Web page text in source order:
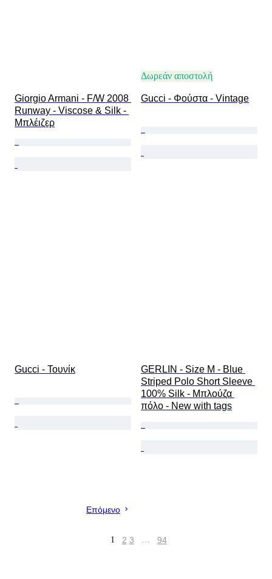
Giorgio Armani - F/W 2008
Runway - Viscose & Silk -
Μπλέιζερ
Δωρεάν αποστολή
Gucci - Φούστα - Vintage
Gucci - Τουνίκ
GERLIN - Size M - Blue
Striped Polo Short Sleeve
100% Silk - Μπλούζα
πόλο - New with tags
Επόμενο
1 2 3 … 94